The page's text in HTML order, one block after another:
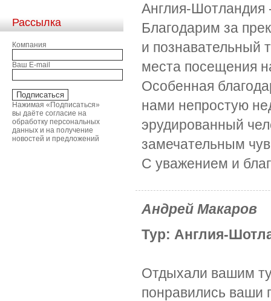
Рассылка
Компания
Ваш E-mail
Нажимая «Подписаться»
вы даёте согласие на
обработку персональных
данных и на получение
новостей и предложений
Англия-Шотландия
Благодарим за
и познавательный
места посещения
Особенная
нами непростую
эрудированный
замечательным
С уважением и
Андрей Макаров
Тур: Англия-
Отдыхали вашим
понравились ваши